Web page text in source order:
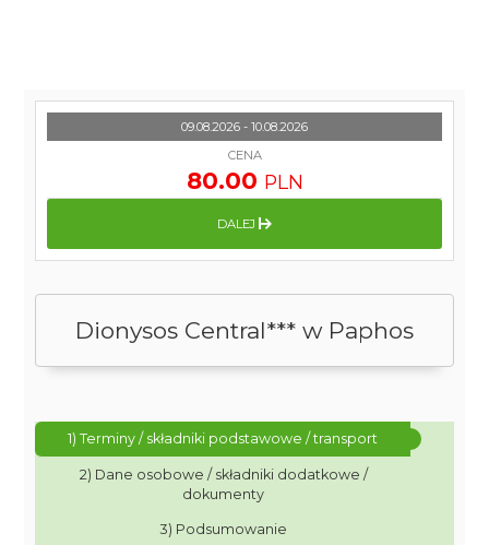
Dionysos Central*** w Paphos
1) Terminy / składniki podstawowe / transport
2) Dane osobowe / składniki dodatkowe /
dokumenty
3) Podsumowanie
09.08.2026 - 10.08.2026
CENA
80.00 PLN
DALEJ